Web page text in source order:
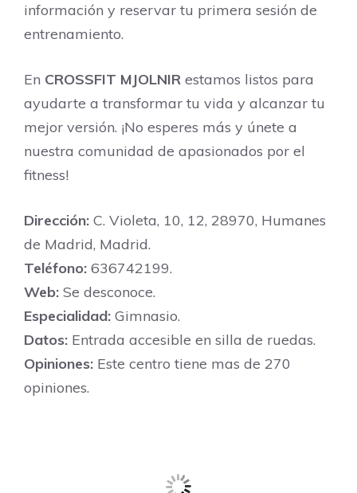
información y reservar tu primera sesión de
entrenamiento.
En CROSSFIT MJOLNIR estamos listos para
ayudarte a transformar tu vida y alcanzar tu
mejor versión. ¡No esperes más y únete a
nuestra comunidad de apasionados por el
fitness!
Dirección: C. Violeta, 10, 12, 28970, Humanes
de Madrid, Madrid.
Teléfono: 636742199.
Web: Se desconoce.
Especialidad: Gimnasio.
Datos: Entrada accesible en silla de ruedas.
Opiniones: Este centro tiene mas de 270
opiniones.